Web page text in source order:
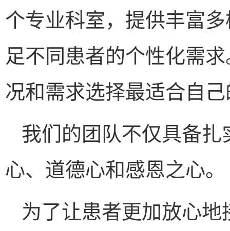
个专业科室，提供丰富
足不同患者的个性化需
况和需求选择最适合自
我们的团队不仅具备
心、道德心和感恩之心。
为了让患者更加放心